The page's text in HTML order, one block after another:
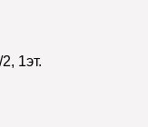
1эт.